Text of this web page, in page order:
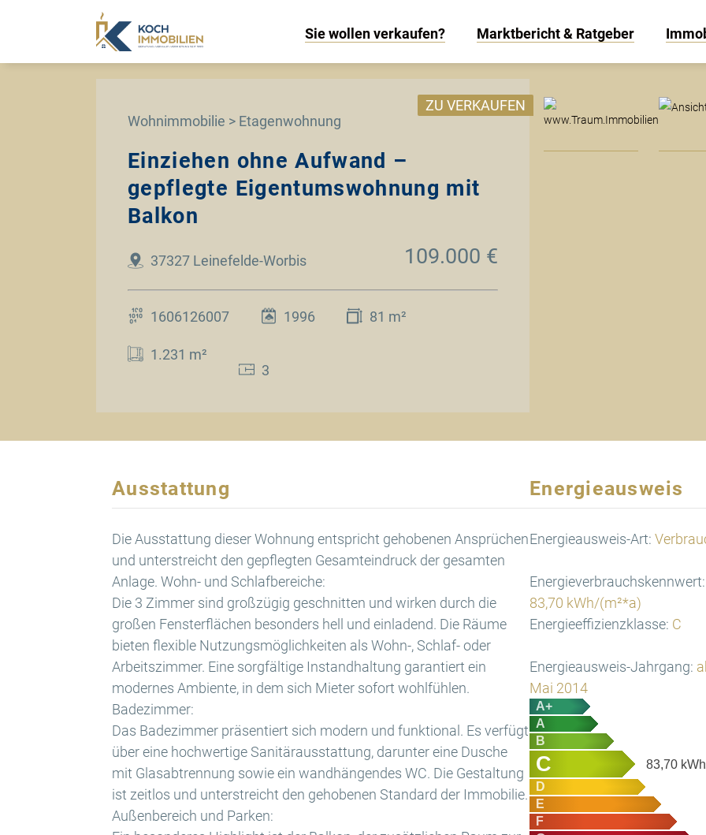
Sie wollen verkaufen? Marktbericht & Ratgeber
Wohnimmobilie > Etagenwohnung
ZU VERKAUFEN
Einziehen ohne Aufwand –
gepflegte Eigentumswohnung mit
Balkon
37327 Leinefelde-Worbis 109.000 €
1606126007 1996 81 m²
1.231 m²
3
Ausstattung
Die Ausstattung dieser Wohnung entspricht gehobenen Ansprüchen
und unterstreicht den gepflegten Gesamteindruck der gesamten
Anlage. Wohn- und Schlafbereiche:
Die 3 Zimmer sind großzügig geschnitten und wirken durch die
großen Fensterflächen besonders hell und einladend. Die Räume
bieten flexible Nutzungsmöglichkeiten als Wohn-, Schlaf- oder
Arbeitszimmer. Eine sorgfältige Instandhaltung garantiert ein
modernes Ambiente, in dem sich Mieter sofort wohlfühlen.
Badezimmer:
Das Badezimmer präsentiert sich modern und funktional. Es verfügt
über eine hochwertige Sanitärausstattung, darunter eine Dusche
mit Glasabtrennung sowie ein wandhängendes WC. Die Gestaltung
ist zeitlos und unterstreicht den gehobenen Standard der Immobilie.
Außenbereich und Parken:
Energieausweis
Energieausweis-Art:
Energieverbrauchskennwert:
83,70 kWh/(m²*a)
Energieeffizienzklasse: C
Energieausweis-Jahrgang:
Mai 2014
A+
A
B
C 83,70
D
E
F